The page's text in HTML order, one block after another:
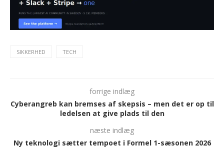
SIKKERHED TECH
forrige indlæg
Cyberangreb kan bremses af skepsis – men det er op til
ledelsen at give plads til den
næste indlæg
Ny teknologi sætter tempoet i Formel 1-sæsonen 2026